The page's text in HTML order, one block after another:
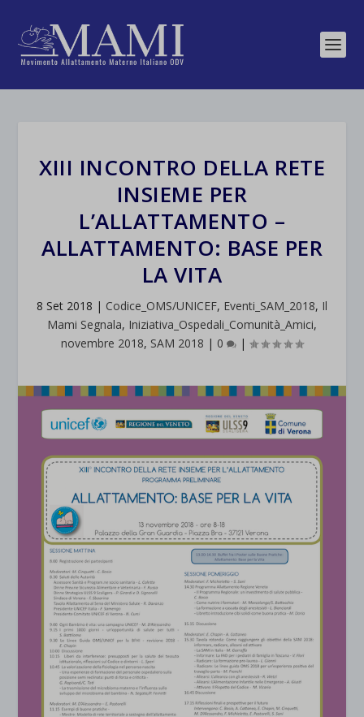
XIII INCONTRO DELLA RETE
INSIEME PER
L’ALLATTAMENTO –
ALLATTAMENTO: BASE PER
LA VITA
8 Set 2018 | Codice_OMS/UNICEF, Eventi_SAM_2018, Il
Mami Segnala, Iniziativa_Ospedali_Comunità_Amici,
novembre 2018, SAM 2018 | 0 |